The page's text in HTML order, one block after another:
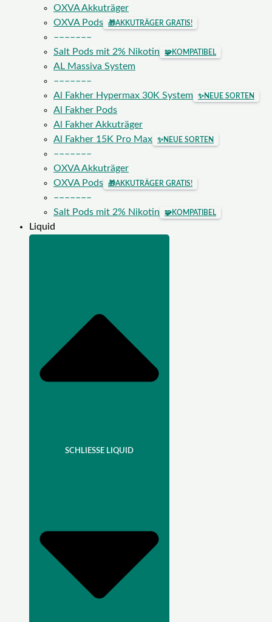
OXVA Akkuträger
OXVA Pods
🎁AKKUTRÄGER GRATIS!
–––––––
Salt Pods mit 2% Nikotin
🧩KOMPATIBEL
AL Massiva System
–––––––
Al Fakher Hypermax 30K System
✨NEUE SORTEN
Al Fakher Pods
Al Fakher Akkuträger
Al Fakher 15K Pro Max
✨NEUE SORTEN
–––––––
OXVA Akkuträger
OXVA Pods
🎁AKKUTRÄGER GRATIS!
–––––––
Salt Pods mit 2% Nikotin
🧩KOMPATIBEL
Liquid
SCHLIESSE LIQUID